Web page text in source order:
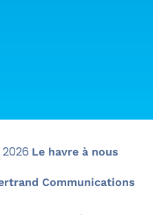
2026 Le havre à nous
Communications